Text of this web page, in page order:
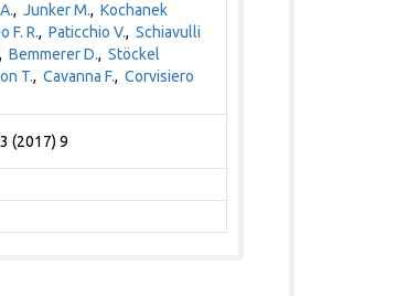
, Junker M., Kochanek
F. R., Paticchio V., Schiavulli
, Bemmerer D., Stöckel
T., Cavanna F., Corvisiero
(2017) 9